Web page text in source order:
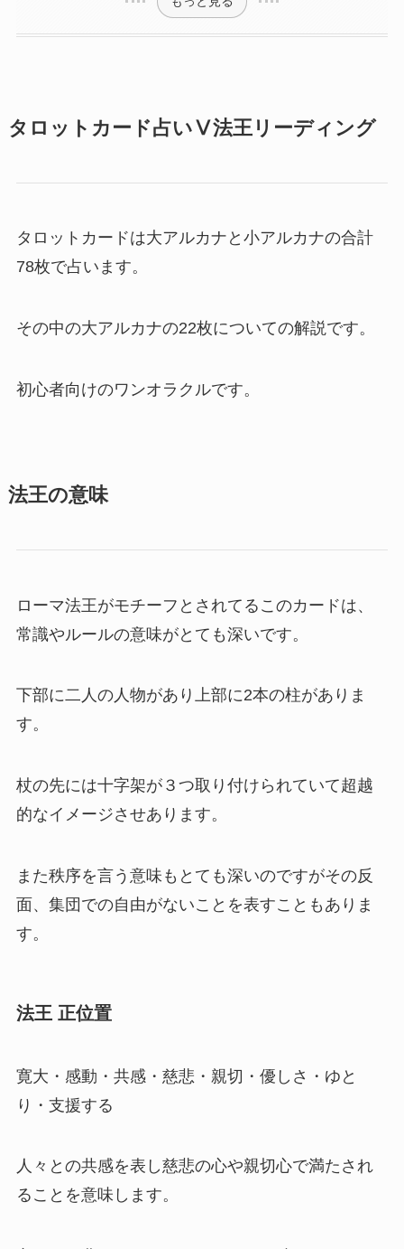
タロットカード占いⅤ法王リーディング
タロットカードは大アルカナと小アルカナの合計
78枚で占います。
その中の大アルカナの22枚についての解説です。
初心者向けのワンオラクルです。
法王の意味
ローマ法王がモチーフとされてるこのカードは、
常識やルールの意味がとても深いです。
下部に二人の人物があり上部に2本の柱がありま
す。
杖の先には十字架が３つ取り付けられていて超越
的なイメージさせあります。
また秩序を言う意味もとても深いのですがその反
面、集団での自由がないことを表すこともありま
す。
法王 正位置
寛大・感動・共感・慈悲・親切・優しさ・ゆと
り・支援する
人々との共感を表し慈悲の心や親切心で満たされ
ることを意味します。